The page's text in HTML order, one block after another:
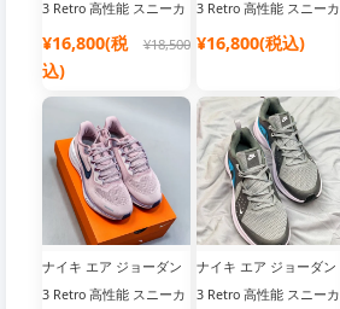
3 Retro 高性能 スニーカ
ー メンズ用 人気商品 ス
ーパーコピー 限定版 割
¥16,800(税
込)
¥18,500
3 Retro 高性能 スニーカ
ー メンズ用 人気商品 ス
¥16,800(税込)
ナイキ エア ジョーダン
3 Retro 高性能 スニーカ
ナイキ エア ジョーダン
3 Retro 高性能 スニーカ